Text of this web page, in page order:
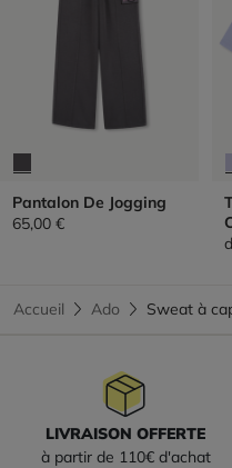
Pantalon De Jogging
65,00 €
Accueil Ado Sweat à
LIVRAISON OFFERTE
à partir de 110€ d'achat